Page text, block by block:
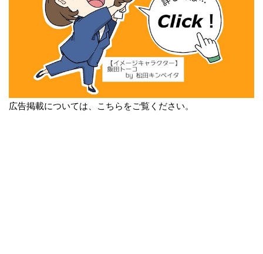
広告掲載については、こちらをご覧ください。